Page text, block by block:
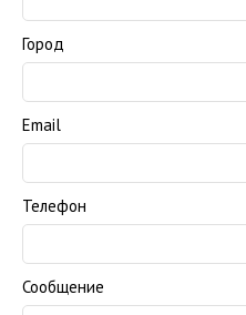
Город
Email
Телефон
Сообщение